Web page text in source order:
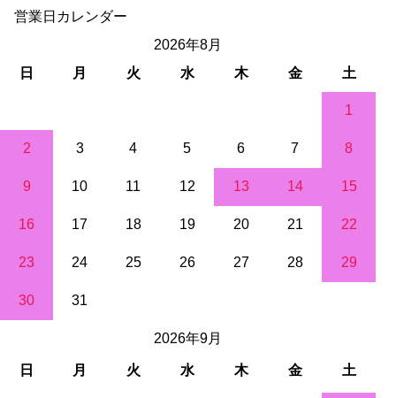
営業日カレンダー
2026年8月
日
月 火 水 木 金 土
1
2 3 4 5 6 7 8
9 10 11 12 13 14 15
16 17 18 19 20 21 22
23 24 25 26 27 28 29
30 31
2026年9月
日 月 火 水 木 金 土